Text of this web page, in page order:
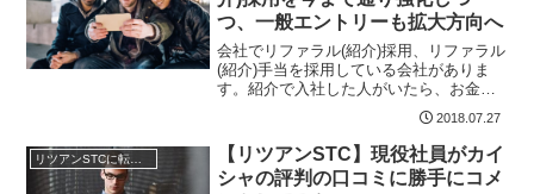
いえ、毎日研修を受けられるわけでもな
いので、研修を受けた直後は意識が高く
てもその意識は長続きしません。なの
で...
つ、一般エントリーも拡大方向へ
会社でリファラル(紹介)採用、リファラル
(紹介)手当を採用している会社がありま
す。紹介で入社した人がいたら、お金も
らえるよという仕組みですね。僕が所属
するリツアンSTCもリファラルを採用し
ており、約7割は紹介と言われています。
そして、紹介以外からは入りにくい制度
にしようと考えていた節もありました。
2018.07.27
リツアンSTCに転職した
【リツアンSTC】現役社員がカイ
シャの評判の口コミに勝手にコメ